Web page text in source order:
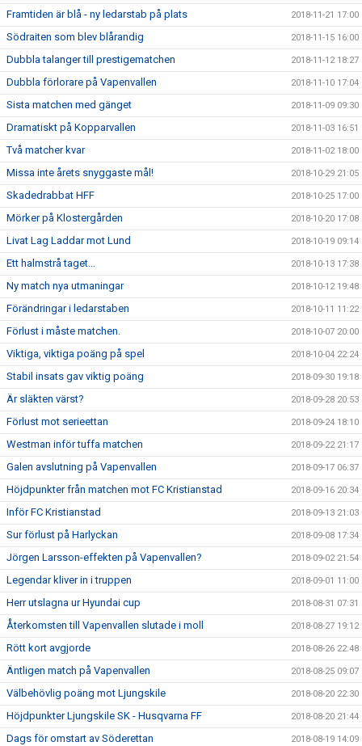
Framtiden är blå - ny ledarstab på plats 2018-11-21 17:00
Södraiten som blev blårandig 2018-11-15 16:00
Dubbla talanger till prestigematchen 2018-11-12 18:27
Dubbla förlorare på Vapenvallen 2018-11-10 17:04
Sista matchen med gänget 2018-11-09 09:30
Dramatiskt på Kopparvallen 2018-11-03 16:51
Två matcher kvar 2018-11-02 18:00
Missa inte årets snyggaste mål! 2018-10-29 21:05
Skadedrabbat HFF 2018-10-25 17:00
Mörker på Klostergården 2018-10-20 17:08
Livat Lag Laddar mot Lund 2018-10-19 09:14
Ett halmstrå taget... 2018-10-13 17:38
Ny match nya utmaningar 2018-10-12 19:48
Förändringar i ledarstaben 2018-10-11 11:22
Förlust i måste matchen. 2018-10-07 20:00
Viktiga, viktiga poäng på spel 2018-10-04 22:24
Stabil insats gav viktig poäng 2018-09-30 19:18
Är släkten värst? 2018-09-28 20:53
Förlust mot serieettan 2018-09-24 18:10
Westman inför tuffa matchen 2018-09-22 21:17
Galen avslutning på Vapenvallen 2018-09-17 06:37
Höjdpunkter från matchen mot FC Kristianstad 2018-09-16 20:34
Inför FC Kristianstad 2018-09-13 21:03
Sur förlust på Harlyckan 2018-09-08 17:34
Jörgen Larsson-effekten på Vapenvallen? 2018-09-02 21:54
Legendar kliver in i truppen 2018-09-01 11:00
Herr utslagna ur Hyundai cup 2018-08-31 07:31
Återkomsten till Vapenvallen slutade i moll 2018-08-27 19:12
Rött kort avgjorde 2018-08-26 22:48
Äntligen match på Vapenvallen 2018-08-25 09:07
Välbehövlig poäng mot Ljungskile 2018-08-20 22:30
Höjdpunkter Ljungskile SK - Husqvarna FF 2018-08-20 21:44
Dags för omstart av Söderettan 2018-08-19 14:09